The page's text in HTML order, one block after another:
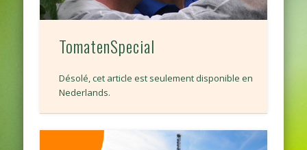
TomatenSpecial
Désolé, cet article est seulement disponible en
Nederlands.